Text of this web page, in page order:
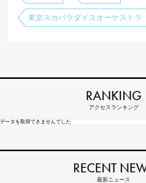
東京スカパラダイスオーケストラ
RANKING
アクセスランキング
データを取得できませんでした
RECENT
最新ニュース